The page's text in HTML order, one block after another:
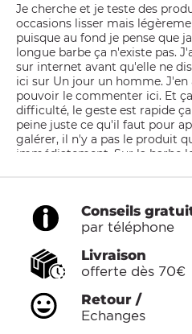
Je cherche et je teste des
occasions lisser mais
puisque au fond je pense que
longue barbe ça n'existe pas.
sur internet avant qu'elle ne
ici sur Un jour un homme. J'en
pouvoir le commenter ici. Et
difficulté, le geste est rapide
peine juste ce qu'il faut pour
galérer, il n'y a pas le produit
immédiatement. Sur la barbe
l'odeur du produit, en tout cas
homme, je ne pense pas
placée en quantité juste sous
on sent le parfum, légère
'légère' de A à Z. Le pot est
second couvercle sous le
Conseils
par téléphone
Livraison
offerte dès 70€
Retour /
Echanges